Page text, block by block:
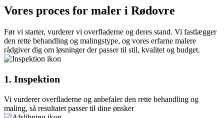
Vores proces for maler i Rødovre
Før vi starter, vurderer vi overfladerne og deres stand. Vi fastlægger
den rette behandling og malingstype, og vores erfarne malere
rådgiver dig om løsninger der passer til stil, kvalitet og budget.
1. Inspektion
Vi vurderer overfladerne og anbefaler den rette behandling og
maling, så resultatet passer til dine ønsker